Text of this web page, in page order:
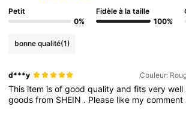
Petit
0%
Fidèle à la taille
100%
bonne qualité(1)
d***y Couleur:
This item isofgoodqualityandfitsverywell
goodsfrom SHEIN . Please like mycomment